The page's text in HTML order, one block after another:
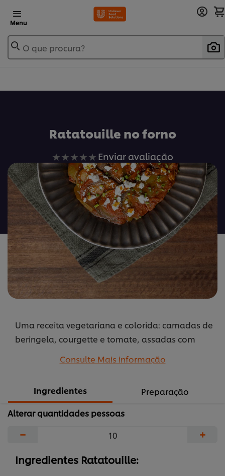
Menu
O que procura?
Ratatouille no forno
Nenhuma
avaliação
enviada
para
este
recipe
Enviar avaliação
Uma receita vegetariana e colorida: camadas de
beringela, courgette e tomate, assadas com
feta e cebolinho.
Consulte Mais informação
Ingredientes
Preparação
Alterar quantidades pessoas
− +
Ingredientes Ratatouille: